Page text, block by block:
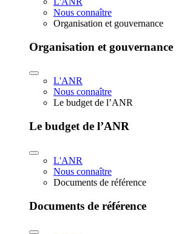
Nous connaître
Organisation et gouvernance
Organisation et gouvernance
L'ANR
Nous connaître
Le budget de l’ANR
Le budget de l’ANR
L'ANR
Nous connaître
Documents de référence
Documents de référence